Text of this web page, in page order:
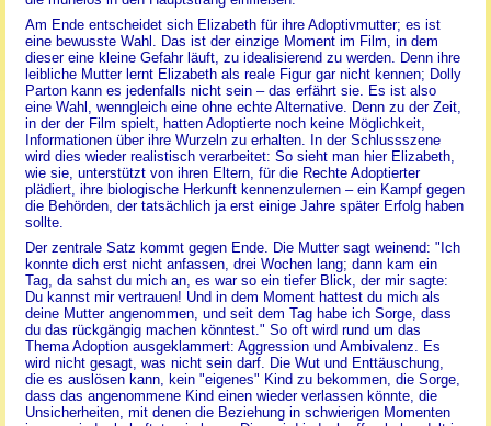
Am Ende entscheidet sich Elizabeth für ihre Adoptivmutter; es ist
eine bewusste Wahl. Das ist der einzige Moment im Film, in dem
dieser eine kleine Gefahr läuft, zu idealisierend zu werden. Denn ihre
leibliche Mutter lernt Elizabeth als reale Figur gar nicht kennen; Dolly
Parton kann es jedenfalls nicht sein – das erfährt sie. Es ist also
eine Wahl, wenngleich eine ohne echte Alternative. Denn zu der Zeit,
in der der Film spielt, hatten Adoptierte noch keine Möglichkeit,
Informationen über ihre Wurzeln zu erhalten. In der Schlussszene
wird dies wieder realistisch verarbeitet: So sieht man hier Elizabeth,
wie sie, unterstützt von ihren Eltern, für die Rechte Adoptierter
plädiert, ihre biologische Herkunft kennenzulernen – ein Kampf gegen
die Behörden, der tatsächlich ja erst einige Jahre später Erfolg haben
sollte.
Der zentrale Satz kommt gegen Ende. Die Mutter sagt weinend: "Ich
konnte dich erst nicht anfassen, drei Wochen lang; dann kam ein
Tag, da sahst du mich an, es war so ein tiefer Blick, der mir sagte:
Du kannst mir vertrauen! Und in dem Moment hattest du mich als
deine Mutter angenommen, und seit dem Tag habe ich Sorge, dass
du das rückgängig machen könntest." So oft wird rund um das
Thema Adoption ausgeklammert: Aggression und Ambivalenz. Es
wird nicht gesagt, was nicht sein darf. Die Wut und Enttäuschung,
die es auslösen kann, kein "eigenes" Kind zu bekommen, die Sorge,
dass das angenommene Kind einen wieder verlassen könnte, die
Unsicherheiten, mit denen die Beziehung in schwierigen Momenten